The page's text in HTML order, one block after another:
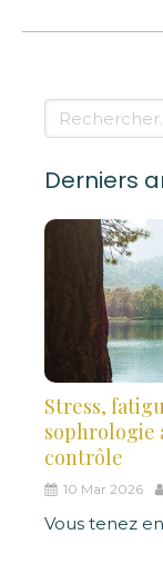
Rechercher
Derniers
Stress,
sophrologie
contrôle
10 Mar 2026
Vous tenez